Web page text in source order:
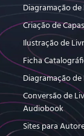
Diagramação
Criação de Capas
Ilustração de
Ficha
Diagramação
Conversão de
Audiobook
Sites para